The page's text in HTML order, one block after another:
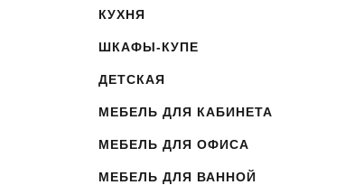
КУХНЯ
ШКАФЫ-КУПЕ
ДЕТСКАЯ
МЕБЕЛЬ ДЛЯ КАБИНЕТА
МЕБЕЛЬ ДЛЯ ОФИСА
МЕБЕЛЬ ДЛЯ ВАННОЙ